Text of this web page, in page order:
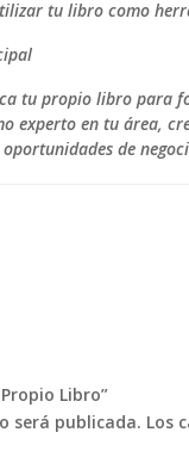
tu libro como
tu propio libro para
experto en tu área,
de
Libro”
será publicada. Los